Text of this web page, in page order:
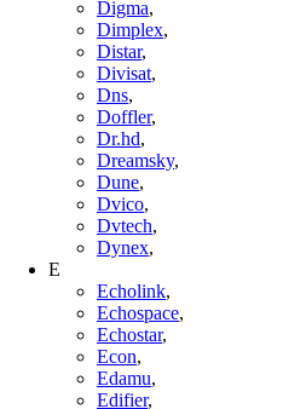
Digma,
Dimplex,
Distar,
Divisat,
Dns,
Doffler,
Dr.hd,
Dreamsky,
Dune,
Dvico,
Dvtech,
Dynex,
E
Echolink,
Echospace,
Echostar,
Econ,
Edamu,
Edifier,